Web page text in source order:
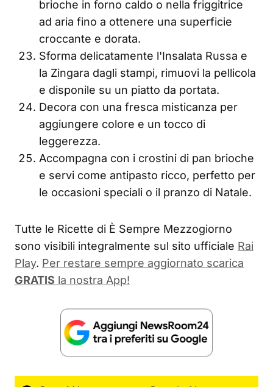
brioche in forno caldo o nella friggitrice
ad aria fino a ottenere una superficie
croccante e dorata.
Sforma delicatamente l'Insalata Russa e
la Zingara dagli stampi, rimuovi la pellicola
e disponile su un piatto da portata.
Decora con una fresca misticanza per
aggiungere colore e un tocco di
leggerezza.
Accompagna con i crostini di pan brioche
e servi come antipasto ricco, perfetto per
le occasioni speciali o il pranzo di Natale.
Tutte le Ricette di È Sempre Mezzogiorno
sono visibili integralmente sul sito ufficiale Rai
Play. Per restare sempre aggiornato scarica
GRATIS la nostra App!